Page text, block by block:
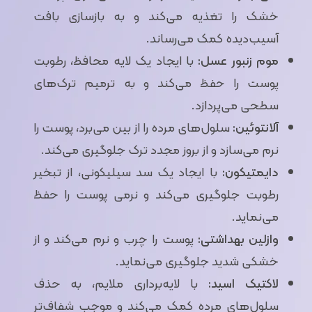
خشک را تغذیه می‌کند و به بازسازی بافت
آسیب‌دیده کمک می‌رساند.
موم زنبور عسل: با ایجاد یک لایه محافظ، رطوبت
پوست را حفظ می‌کند و به ترمیم ترک‌های
سطحی می‌پردازد.
آلانتوئین:سلول‌های مرده را از بین می‌برد، پوست را
نرم می‌سازد و از بروز مجدد ترک جلوگیری می‌کند.
دایمتیکون: با ایجاد یک سد سیلیکونی، از تبخیر
رطوبت جلوگیری می‌کند و نرمی پوست را حفظ
می‌نماید.
وازلین بهداشتی: پوست را چرب و نرم می‌کند و از
خشکی شدید جلوگیری می‌نماید.
لاکتیک اسید: با لایه‌برداری ملایم، به حذف
سلول‌های مرده کمک می‌کند و موجب شفاف‌تر